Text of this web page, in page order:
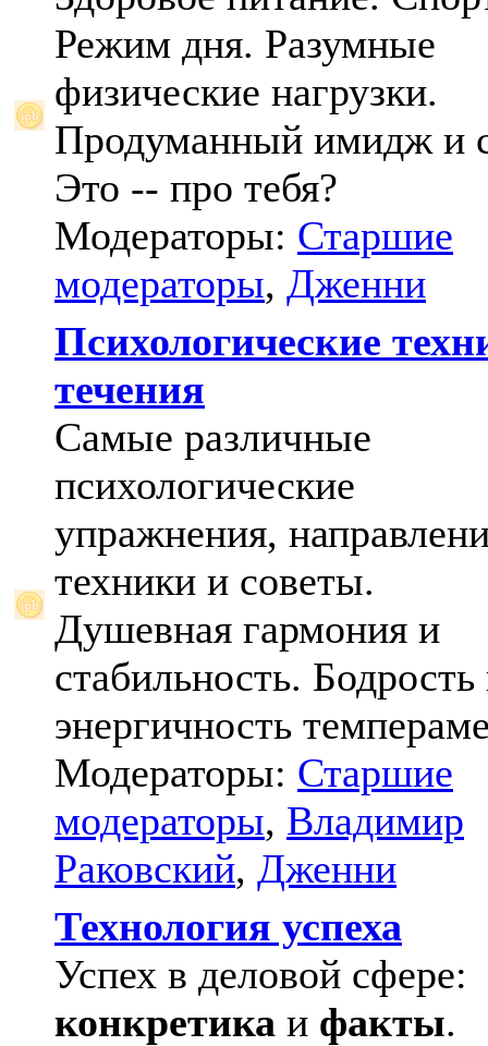
Режим дня. Разумные
физические нагрузки.
Продуманный имидж и
Это -- про тебя?
Модераторы: Старшие
модераторы, Дженни
Психологические
течения
Самые различные
психологические
упражнения,
техники и советы.
Душевная гармония и
стабильность. Бодрость
энергичность
Модераторы: Старшие
модераторы, Владимир
Раковский, Дженни
Технология успеха
Успех в деловой сфере:
конкретика и факты.